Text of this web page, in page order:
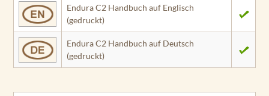
Endura C2 Handbuch auf Englisch
(gedruckt)
Endura C2 Handbuch auf Deutsch
(gedruckt)